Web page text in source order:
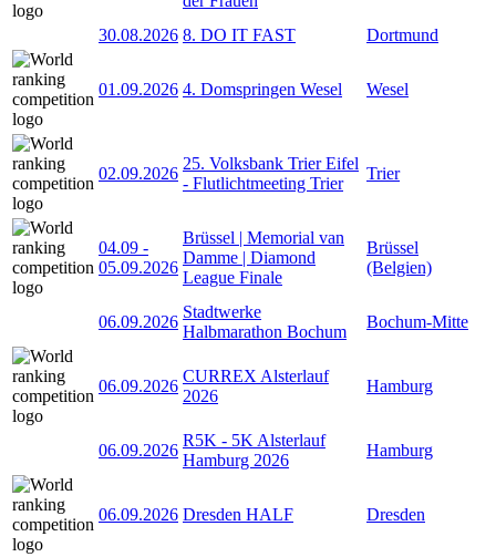
30.08.2026 8. DO IT FAST Dortmund
01.09.2026 4. Domspringen Wesel Wesel
02.09.2026
25. Volksbank Trier Eifel
- Flutlichtmeeting Trier
Trier
04.09 -
05.09.2026
Brüssel | Memorial van
Damme | Diamond
League Finale
Brüssel
(Belgien)
06.09.2026
Stadtwerke
Halbmarathon Bochum
Bochum-Mitte
06.09.2026
CURREX Alsterlauf
2026
Hamburg
06.09.2026
R5K - 5K Alsterlauf
Hamburg 2026
Hamburg
06.09.2026 Dresden HALF Dresden